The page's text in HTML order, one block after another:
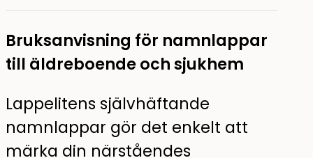
Bruksanvisning för namnlappar
till äldreboende och sjukhem
Lappelitens självhäftande
namnlappar gör det enkelt att
märka din närståendes